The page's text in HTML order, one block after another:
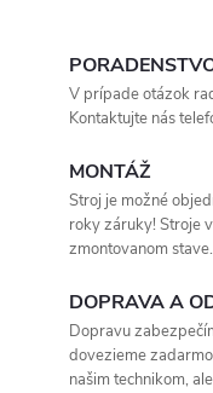
blesková práca. Investícia,
sa vráti v každom súste!
V prípade otázok
Kontaktujte nás
MONTÁŽ
Stroj je možné
roky záruky! Stroje
zmontovanom stave.
DOPRAVA A
Dopravu
dovezieme
našim technikom,